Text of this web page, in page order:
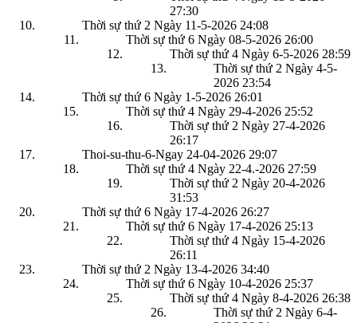
27:30
Thời sự thứ 2 Ngày 11-5-2026 24:08
Thời sự thứ 6 Ngày 08-5-2026 26:00
Thời sự thứ 4 Ngày 6-5-2026 28:59
Thời sự thứ 2 Ngày 4-5-
2026 23:54
Thời sự thứ 6 Ngày 1-5-2026 26:01
Thời sự thứ 4 Ngày 29-4-2026 25:52
Thời sự thứ 2 Ngày 27-4-2026
26:17
Thoi-su-thu-6-Ngay 24-04-2026 29:07
Thời sự thứ 4 Ngày 22-4.-2026 27:59
Thời sự thứ 2 Ngày 20-4-2026
31:53
Thời sự thứ 6 Ngày 17-4-2026 26:27
Thời sự thứ 6 Ngày 17-4-2026 25:13
Thời sự thứ 4 Ngày 15-4-2026
26:11
Thời sự thứ 2 Ngày 13-4-2026 34:40
Thời sự thứ 6 Ngày 10-4-2026 25:37
Thời sự thứ 4 Ngày 8-4-2026 26:38
Thời sự thứ 2 Ngày 6-4-